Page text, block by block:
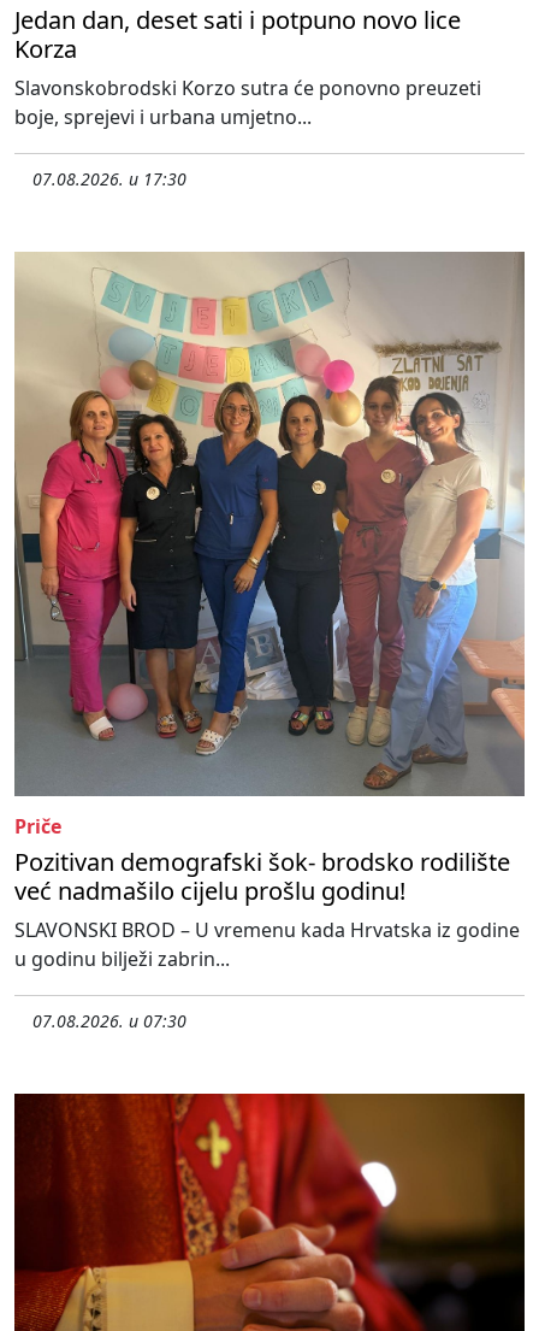
Jedan dan, deset sati i potpuno novo lice
Korza
Slavonskobrodski Korzo sutra će ponovno preuzeti
boje, sprejevi i urbana umjetno...
07.08.2026. u 17:30
Priče
Pozitivan demografski šok- brodsko rodilište
već nadmašilo cijelu prošlu godinu!
SLAVONSKI BROD – U vremenu kada Hrvatska iz godine
u godinu bilježi zabrin...
07.08.2026. u 07:30